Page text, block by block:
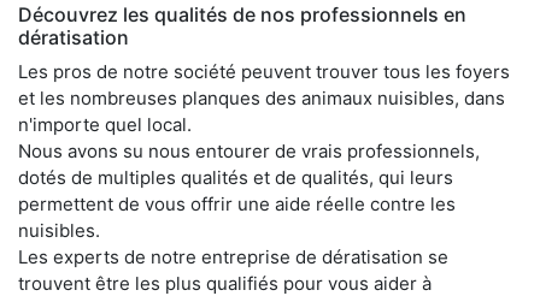
Découvrez les qualités de nos professionnels en
dératisation
Les pros de notre société peuvent trouver tous les foyers
et les nombreuses planques des animaux nuisibles, dans
n'importe quel local.
Nous avons su nous entourer de vrais professionnels,
dotés de multiples qualités et de qualités, qui leurs
permettent de vous offrir une aide réelle contre les
nuisibles.
Les experts de notre entreprise de dératisation se
trouvent être les plus qualifiés pour vous aider à